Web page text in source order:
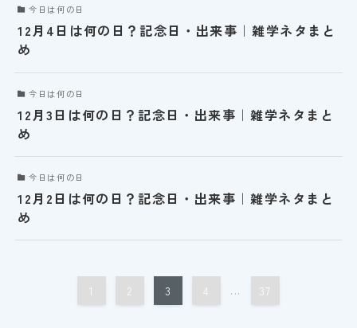
今日は何の日
12月4日は何の日？記念日・出来事｜雑学ネタまと
め
今日は何の日
12月3日は何の日？記念日・出来事｜雑学ネタまと
め
今日は何の日
12月2日は何の日？記念日・出来事｜雑学ネタまと
め
1 2 3 4 ... 37